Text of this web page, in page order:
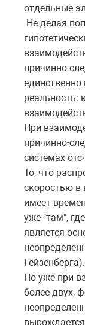
отдельные
Не делая
причинно-
реальность:
При
причинно-
системах
То, что
скоростью в
имеет
уже "там",
является
Гейзенберга).
Но уже при
более двух,